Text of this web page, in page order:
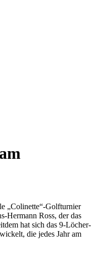
„Colinette“-Golfturnier
Hermann Ross, der das
hat sich das 9-Löcher-
die jedes Jahr am